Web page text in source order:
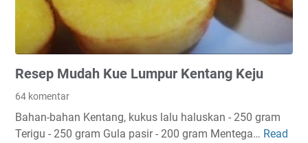
Resep Mudah Kue Lumpur Kentang Keju
64 komentar
Bahan-bahan Kentang, kukus lalu haluskan - 250 gram
Terigu - 250 gram Gula pasir - 200 gram Mentega… Read
R